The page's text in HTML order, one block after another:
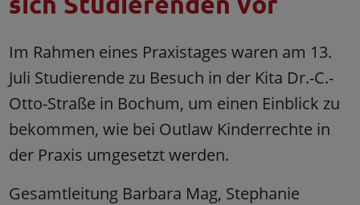
Im Rahmen eines Praxistages waren am 13.
Juli Studierende zu Besuch in der Kita Dr.-C.-
Otto-Straße in Bochum, um einen Einblick zu
bekommen, wie bei Outlaw Kinderrechte in
der Praxis umgesetzt werden.
Gesamtleitung Barbara Mag, Stephanie